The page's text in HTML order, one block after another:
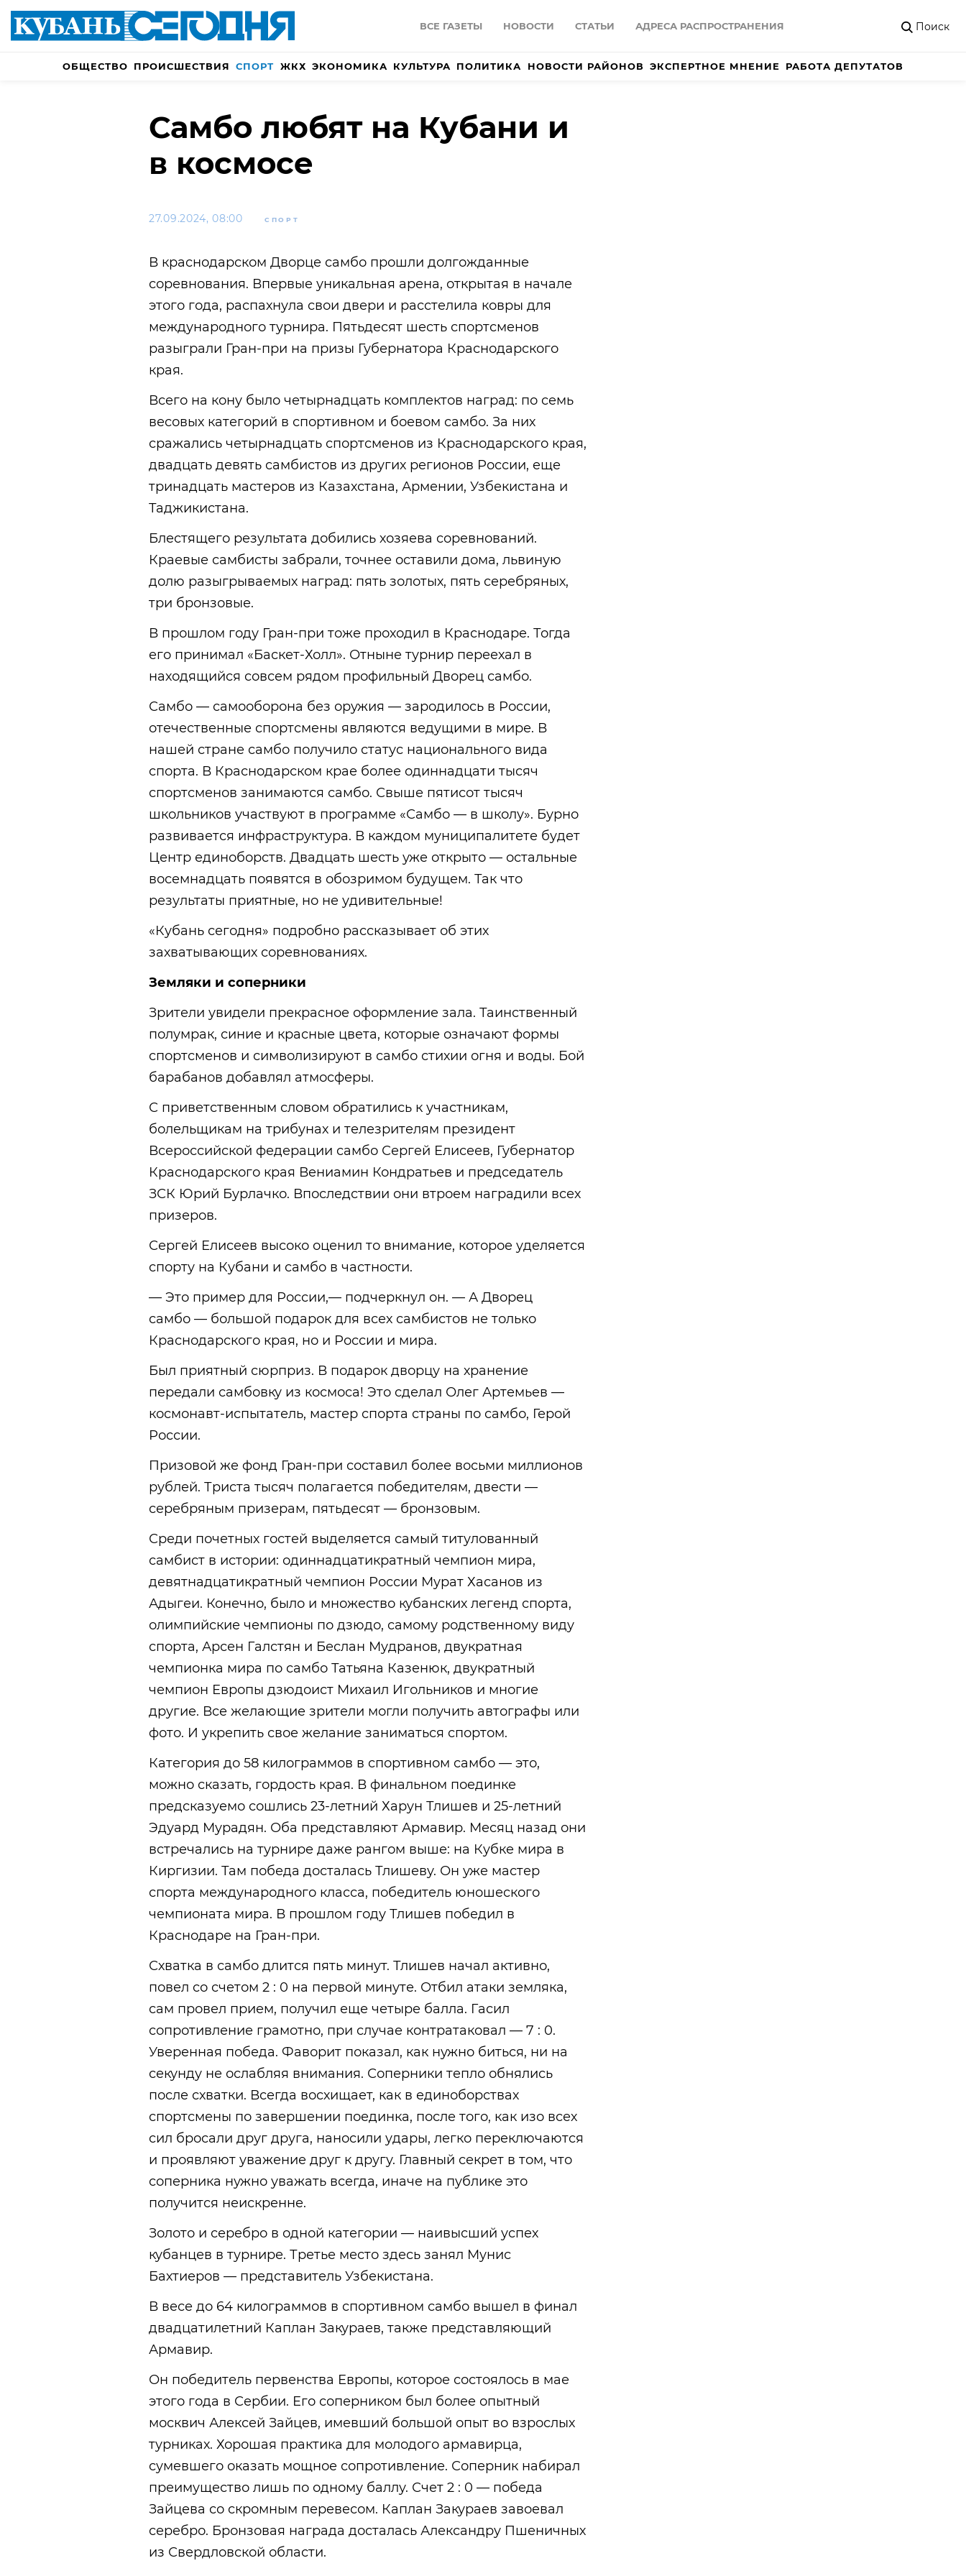
ВСЕ ГАЗЕТЫ НОВОСТИ СТАТЬИ АДРЕСА РАСПРОСТРАНЕНИЯ Поиск
ОБЩЕСТВО ПРОИСШЕСТВИЯ СПОРТ ЖКХ ЭКОНОМИКА КУЛЬТУРА ПОЛИТИКА НОВОСТИ РАЙОНОВ ЭКСПЕРТНОЕ МНЕНИЕ РАБОТА ДЕПУТАТОВ
Самбо любят на Кубани и
в космосе
27.09.2024, 08:00 СПОРТ
В краснодарском Дворце самбо прошли долгожданные
соревнования. Впервые уникальная арена, открытая в начале
этого года, распахнула свои двери и расстелила ковры для
международного турнира. Пятьдесят шесть спортсменов
разыграли Гран-при на призы Губернатора Краснодарского
края.
Всего на кону было четырнадцать комплектов наград: по семь
весовых категорий в спортивном и боевом самбо. За них
сражались четырнадцать спортсменов из Краснодарского края,
двадцать девять самбистов из других регионов России, еще
тринадцать мастеров из Казахстана, Армении, Узбекистана и
Таджикистана.
Блестящего результата добились хозяева соревнований.
Краевые самбисты забрали, точнее оставили дома, львиную
долю разыгрываемых наград: пять золотых, пять серебряных,
три бронзовые.
В прошлом году Гран-при тоже проходил в Краснодаре. Тогда
его принимал «Баскет-Холл». Отныне турнир переехал в
находящийся совсем рядом профильный Дворец самбо.
Самбо — самооборона без оружия — зародилось в России,
отечественные спортсмены являются ведущими в мире. В
нашей стране самбо получило статус национального вида
спорта. В Краснодарском крае более одиннадцати тысяч
спортсменов занимаются самбо. Свыше пятисот тысяч
школьников участвуют в программе «Самбо — в школу». Бурно
развивается инфраструктура. В каждом муниципалитете будет
Центр единоборств. Двадцать шесть уже открыто — остальные
восемнадцать появятся в обозримом будущем. Так что
результаты приятные, но не удивительные!
«Кубань сегодня» подробно рассказывает об этих
захватывающих соревнованиях.
Земляки и соперники
Зрители увидели прекрасное оформление зала. Таинственный
полумрак, синие и красные цвета, которые означают формы
спортсменов и символизируют в самбо стихии огня и воды. Бой
барабанов добавлял атмосферы.
С приветственным словом обратились к участникам,
болельщикам на трибунах и телезрителям президент
Всероссийской федерации самбо Сергей Елисеев, Губернатор
Краснодарского края Вениамин Кондратьев и председатель
ЗСК Юрий Бурлачко. Впоследствии они втроем наградили всех
призеров.
Сергей Елисеев высоко оценил то внимание, которое уделяется
спорту на Кубани и самбо в частности.
— Это пример для России,— подчеркнул он. — А Дворец
самбо — большой подарок для всех самбистов не только
Краснодарского края, но и России и мира.
Был приятный сюрприз. В подарок дворцу на хранение
передали самбовку из космоса! Это сделал Олег Артемьев —
космонавт-испытатель, мастер спорта страны по самбо, Герой
России.
Призовой же фонд Гран-при составил более восьми миллионов
рублей. Триста тысяч полагается победителям, двести —
серебряным призерам, пятьдесят — бронзовым.
Среди почетных гостей выделяется самый титулованный
самбист в истории: одиннадцатикратный чемпион мира,
девятнадцатикратный чемпион России Мурат Хасанов из
Адыгеи. Конечно, было и множество кубанских легенд спорта,
олимпийские чемпионы по дзюдо, самому родственному виду
спорта, Арсен Галстян и Беслан Мудранов, двукратная
чемпионка мира по самбо Татьяна Казенюк, двукратный
чемпион Европы дзюдоист Михаил Игольников и многие
другие. Все желающие зрители могли получить автографы или
фото. И укрепить свое желание заниматься спортом.
Категория до 58 килограммов в спортивном самбо — это,
можно сказать, гордость края. В финальном поединке
предсказуемо сошлись 23-летний Харун Тлишев и 25-летний
Эдуард Мурадян. Оба представляют Армавир. Месяц назад они
встречались на турнире даже рангом выше: на Кубке мира в
Киргизии. Там победа досталась Тлишеву. Он уже мастер
спорта международного класса, победитель юношеского
чемпионата мира. В прошлом году Тлишев победил в
Краснодаре на Гран-при.
Схватка в самбо длится пять минут. Тлишев начал активно,
повел со счетом 2 : 0 на первой минуте. Отбил атаки земляка,
сам провел прием, получил еще четыре балла. Гасил
сопротивление грамотно, при случае контратаковал — 7 : 0.
Уверенная победа. Фаворит показал, как нужно биться, ни на
секунду не ослабляя внимания. Соперники тепло обнялись
после схватки. Всегда восхищает, как в единоборствах
спортсмены по завершении поединка, после того, как изо всех
сил бросали друг друга, наносили удары, легко переключаются
и проявляют уважение друг к другу. Главный секрет в том, что
соперника нужно уважать всегда, иначе на публике это
получится неискренне.
Золото и серебро в одной категории — наивысший успех
кубанцев в турнире. Третье место здесь занял Мунис
Бахтиеров — представитель Узбекистана.
В весе до 64 килограммов в спортивном самбо вышел в финал
двадцатилетний Каплан Закураев, также представляющий
Армавир.
Он победитель первенства Европы, которое состоялось в мае
этого года в Сербии. Его соперником был более опытный
москвич Алексей Зайцев, имевший большой опыт во взрослых
турниках. Хорошая практика для молодого армавирца,
сумевшего оказать мощное сопротивление. Соперник набирал
преимущество лишь по одному баллу. Счет 2 : 0 — победа
Зайцева со скромным перевесом. Каплан Закураев завоевал
серебро. Бронзовая награда досталась Александру Пшеничных
из Свердловской области.